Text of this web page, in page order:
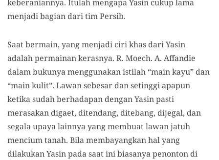
keberaniannya. Itulah mengapa Yasin cukup lama
menjadi bagian dari tim Persib.
Saat bermain, yang menjadi ciri khas dari Yasin
adalah permainan kerasnya. R. Moech. A. Affandie
dalam bukunya menggunakan istilah “main kayu” dan
“main kulit”. Lawan sebesar dan setinggi apapun
ketika sudah berhadapan dengan Yasin pasti
merasakan digaet, ditendang, ditebang, dijegal, dan
segala upaya lainnya yang membuat lawan jatuh
mencium tanah. Bila membayangkan hal yang
dilakukan Yasin pada saat ini biasanya penonton di